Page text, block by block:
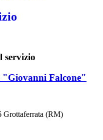
servizio
"Giovanni Falcone"
Grottaferrata (RM)